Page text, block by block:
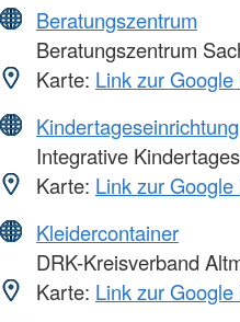
Beratungszentrum
Beratungszentrum
Karte: Link zur
Kindertageseinrichtung
Integrative
Karte: Link zur
Kleidercontainer
DRK-Kreisverband
Karte: Link zur